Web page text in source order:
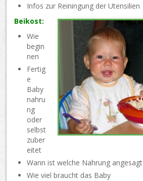
Infos zur Reiningung der Utensilien
Beikost:
Wie
begin
nen
Fertig
e
Baby
nahru
ng
oder
selbst
zuber
eitet
Wann ist welche Nahrung angesagt
Wie viel braucht das Baby